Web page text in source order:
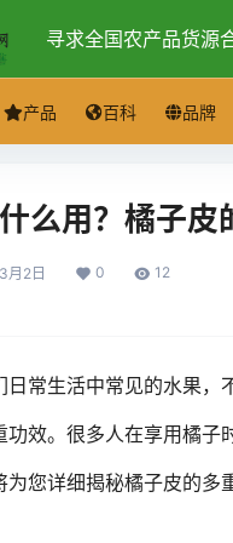
寻求全国农产品货源
产品 百科 品牌
么用？橘子
3月2日 0 12
日常生活中常见的水果
功效。很多人在享用橘
为您详细揭秘橘子皮的